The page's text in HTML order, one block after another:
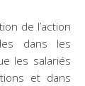
de l’action
dans les
les salariés
et dans